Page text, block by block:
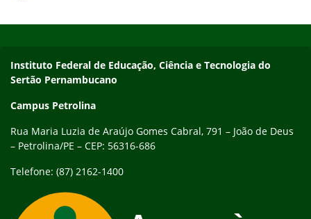
Endereço
Instituto Federal de Educação, Ciência e Tecnologia do
Sertão Pernambucano
Campus Petrolina
Rua Maria Luzia de Araújo Gomes Cabral, 791 – João de Deus
– Petrolina/PE – CEP: 56316-686
Telefone: (87) 2162-1400